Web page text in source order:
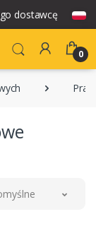
dostawcę
0